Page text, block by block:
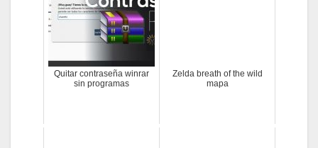
Quitar contraseña winrar
sin programas
Zelda breath of the wild
mapa